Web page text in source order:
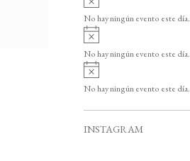
o
v
i
o
No hay ningún evento este día.
A
v
i
o
No hay ningún evento este día.
A
v
i
No hay ningún evento este día.
INSTAGRAM